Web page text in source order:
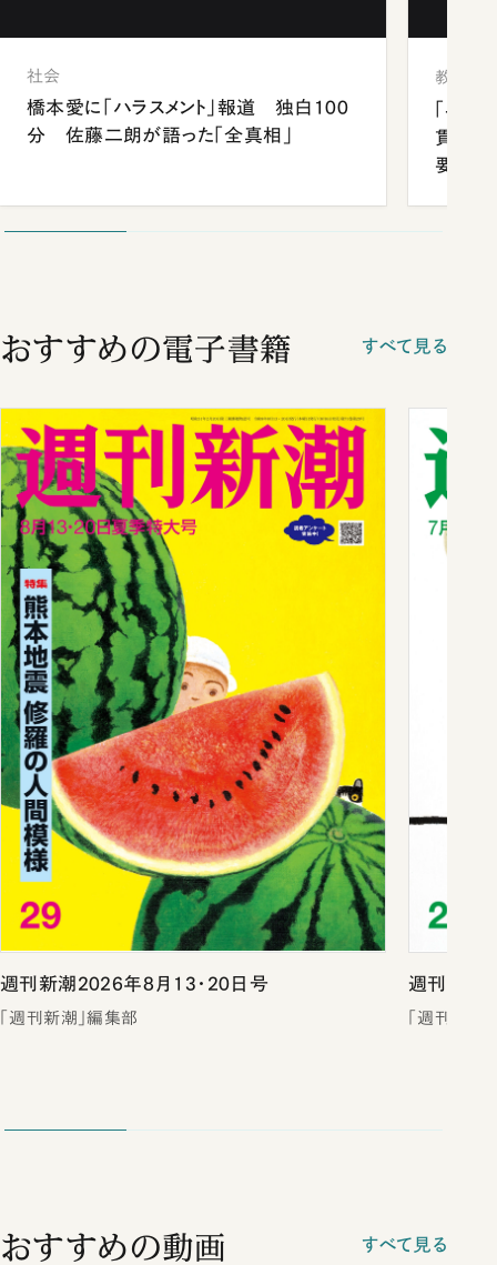
社会
橋本愛に「ハラスメント」報道 独白100
分 佐藤二朗が語った「全真相」
教育
「早
貫校へ
要だっ
おすすめの電子書籍 すべて見る
週刊新潮2026年8月13・20日号
「週刊新潮」編集部
週刊新潮
「週刊新潮
おすすめの動画 すべて見る